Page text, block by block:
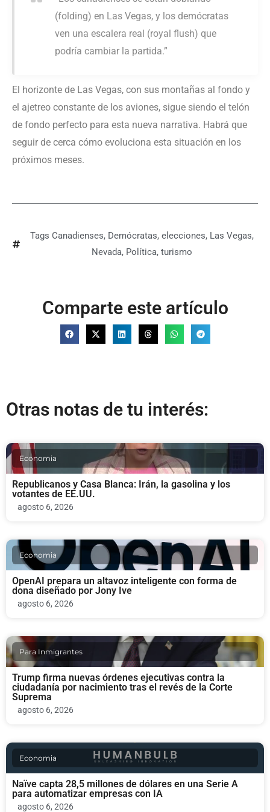
(folding) en Las Vegas, y los demócratas
ven una escalera real (royal flush) que
podría cambiar la partida.”
El horizonte de Las Vegas, con sus montañas al fondo y
el ajetreo constante de los aviones, sigue siendo el telón
de fondo perfecto para esta nueva narrativa. Habrá que
seguir de cerca cómo evoluciona esta situación en los
próximos meses.
Tags Canadienses, Demócratas, elecciones, Las Vegas,
Nevada, Política, turismo
Comparte este artículo
Otras notas de tu interés:
Economia
Republicanos y Casa Blanca: Irán, la gasolina y los
votantes de EE.UU.
agosto 6, 2026
Economia
OpenAI prepara un altavoz inteligente con forma de
dona diseñado por Jony Ive
agosto 6, 2026
Para Inmigrantes
Trump firma nuevas órdenes ejecutivas contra la
ciudadanía por nacimiento tras el revés de la Corte
Suprema
agosto 6, 2026
Economia
Naïve capta 28,5 millones de dólares en una Serie A
para automatizar empresas con IA
agosto 6, 2026